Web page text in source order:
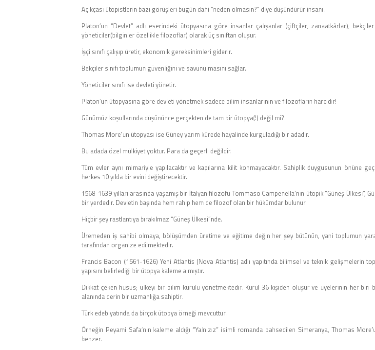
Açıkçası ütopistlerin bazı görüşleri bugün dahi “neden olmasın?” diye düşündürür insanı.
Platon’un “Devlet” adlı eserindeki ütopyasına göre insanlar çalışanlar (çiftçiler, zanaatkârlar),
yöneticiler(bilginler özellikle filozoflar) olarak üç sınıftan oluşur.
İşçi sınıfı çalışıp üretir, ekonomik gereksinimleri giderir.
Bekçiler sınıfı toplumun güvenliğini ve savunulmasını sağlar.
Yöneticiler sınıfı ise devleti yönetir.
Platon’un ütopyasına göre devleti yönetmek sadece bilim insanlarının ve filozofların harcıdır!
Günümüz koşullarında düşününce gerçekten de tam bir ütopya(!) değil mi?
Thomas More’un ütopyası ise Güney yarım kürede hayalinde kurguladığı bir adadır.
Bu adada özel mülkiyet yoktur. Para da geçerli değildir.
Tüm evler aynı mimariyle yapılacaktır ve kapılarına kilit konmayacaktır. Sahiplik duygusunun önüne
herkes 10 yılda bir evini değiştirecektir.
1568-1639 yılları arasında yaşamış bir İtalyan filozofu Tommaso Campenella’nın ütopik “Güneş Ülkesi”,
bir yerdedir. Devletin başında hem rahip hem de filozof olan bir hükümdar bulunur.
Hiçbir şey rastlantıya bırakılmaz “Güneş Ülkesi”nde.
Üremeden iş sahibi olmaya, bölüşümden üretime ve eğitime değin her şey bütünün, yani toplumun
tarafından organize edilmektedir.
Francis Bacon (1561-1626) Yeni Atlantis (Nova Atlantis) adlı yapıtında bilimsel ve teknik gelişmelerin
yapısını belirlediği bir ütopya kaleme almıştır.
Dikkat çeken husus; ülkeyi bir bilim kurulu yönetmektedir. Kurul 36 kişiden oluşur ve üyelerinin her biri
alanında derin bir uzmanlığa sahiptir.
Türk edebiyatında da birçok ütopya örneği mevcuttur.
Örneğin Peyami Safa’nın kaleme aldığı “Yalnızız” isimli romanda bahsedilen Simeranya, Thomas
benzer.